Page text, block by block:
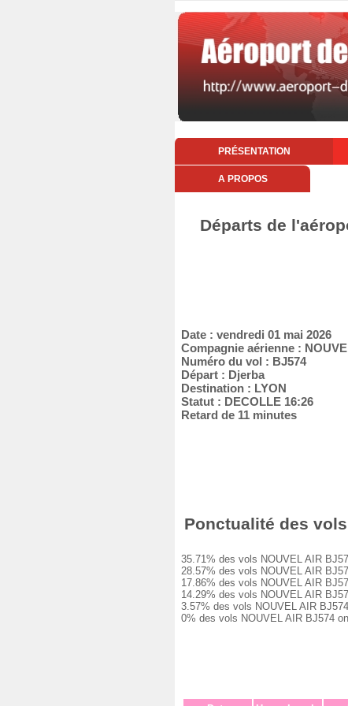
PRÉSENTATION
A PROPOS
Départs de
Date : vendredi 01 mai 2026
Compagnie aérienne :
Numéro du vol : BJ574
Départ : Djerba
Destination : LYON
Statut : DECOLLE 16:26
Retard de 11 minutes
Ponctualité des
35.71% des vols NOUVEL AIR
28.57% des vols NOUVEL AIR
17.86% des vols NOUVEL AIR
14.29% des vols NOUVEL AIR
3.57% des vols NOUVEL AIR
0% des vols NOUVEL AIR BJ574